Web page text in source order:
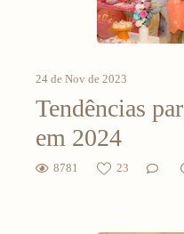
24 de Nov de 2023
Tendências
em 2024
8781 23